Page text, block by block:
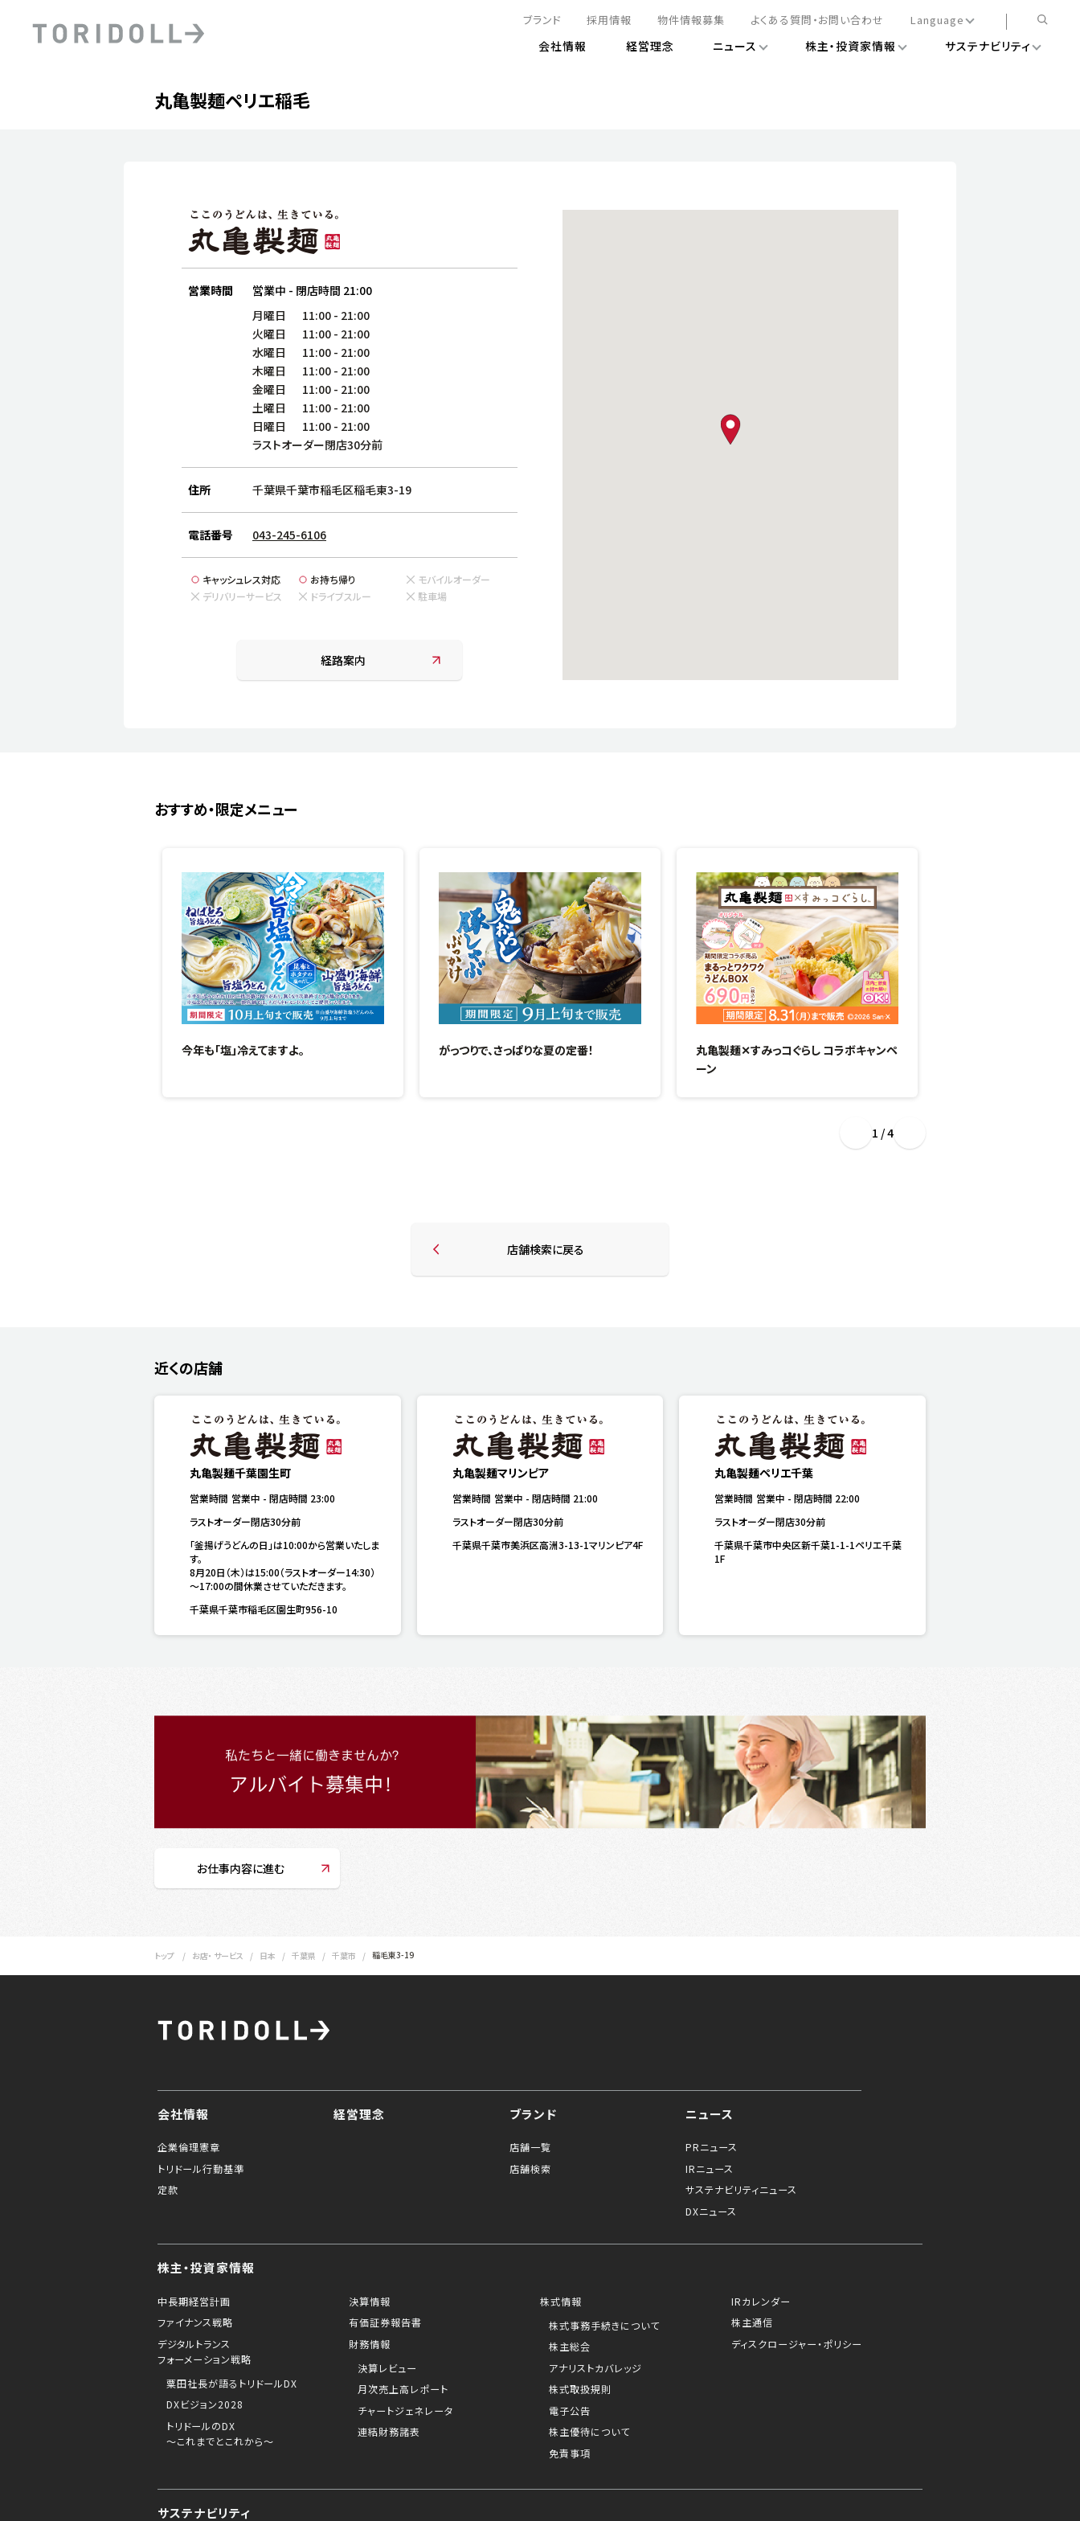
PRニュース
中長期経営計画
粟田社長が語るトリドールDX
DXビジョン2028
株式取扱規則
ライブラリ
ステークホルダーとの
コミュニケーション
エネルギー使用量の削減
人と社会とともに
リスク情報
ブランド 採用情報 物件情報募集 よくある質問・お問い合わせ
Language
日本語
会社情報 経営理念 ニュース 株主・投資家情報 サステナビリティ
丸亀製麺ペリエ稲毛
営業時間 営業中 - 閉店時間 21:00
月曜日 11:00 - 21:00
火曜日
11:00 - 21:00
水曜日
11:00 - 21:00
木曜日
11:00 - 21:00
金曜日
11:00 - 21:00
土曜日
11:00 - 21:00
日曜日
11:00 - 21:00
ラストオーダー閉店30分前
住所 千葉県千葉市稲毛区稲毛東3-19
電話番号 043-245-6106
キャッシュレス対応 お持ち帰り
モバイルオーダー
デリバリーサービス
ドライブスルー 駐車場
経路案内
map pin
おすすめ・限定メニュー
今年も「塩」冷えてますよ。 がっつりで、さっぱりな夏の定番！
丸亀製麺✕すみっコぐらし コラボキャンペ
ーン
1 / 4
店舗検索に戻る
近くの店舗
丸亀製麺千葉園生町
営業時間 営業中 - 閉店時間 23:00
ラストオーダー閉店30分前
「釜揚げうどんの日」は10:00から営業いたしま
す。
8月20日（木）は15:00（ラストオーダー14:30）
～17:00の間休業させていただきます。
千葉県千葉市稲毛区園生町956-10
丸亀製麺マリンピア
営業時間 営業中 - 閉店時間 21:00
ラストオーダー閉店30分前
千葉県千葉市美浜区高洲3-13-1マリンピア4F
丸亀製麺ペリエ千葉
営業時間 営業中 -閉店時間 22:00
ラストオーダー閉店30分前
千葉県千葉市中央区新千葉1-1-1ペリエ千葉
1F
お仕事内容に進む
トップ お店・ サービス 日本 千葉県 千葉市 稲毛東3-19
会社情報
企業倫理憲章
トリドール行動基準
定款
経営理念 ブランド
店舗一覧
店舗検索
ニュース
PRニュース
IRニュース
サステナビリティニュース
DXニュース
株主・投資家情報
中長期経営計画
ファイナンス戦略
デジタルトランス
フォーメーション戦略
粟田社長が語るトリドールDX
DXビジョン2028
トリドールのDX
～これまでとこれから～
決算情報
有価証券報告書
財務情報
決算レビュー
月次売上高レポート
チャートジェネレータ
連結財務諸表
株式情報
株式事務手続きについて
株主総会
アナリストカバレッジ
株式取扱規則
電子公告
株主優待について
免責事項
IRカレンダー
株主通信
ディスクロージャー・ポリシー
サステナビリティ